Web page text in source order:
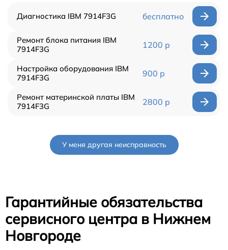
Диагностика IBM 7914F3G бесплатно
Ремонт блока питания IBM
7914F3G
1200 р
Настройка оборудования IBM
7914F3G
900 р
Ремонт материнской платы IBM
7914F3G
2800 р
У меня другая неисправность
Гарантийные обязательства
сервисного центра в Нижнем
Новгороде